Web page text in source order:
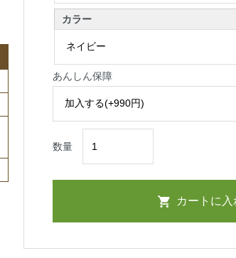
カラー
あんしん保障
数量